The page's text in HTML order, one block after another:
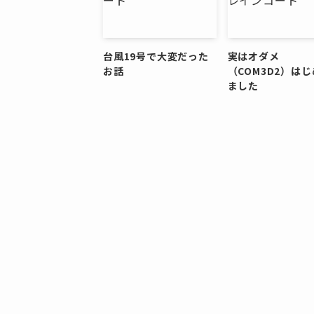
台風19号で大変だった
お話
実はオダメ
（COM3D2）は
ました